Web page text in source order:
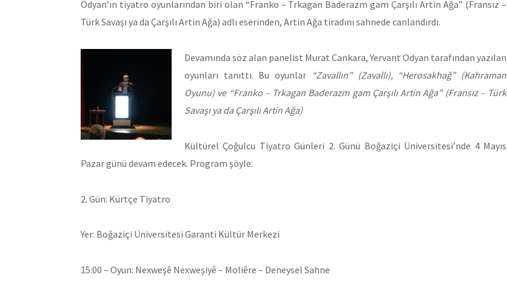
Odyan’ın tiyatro oyunlarından biri olan “Franko – Trkagan Baderazm gam Çarşılı Artin Ağa” (Fransız –
Türk Savaşı ya da Çarşılı Artin Ağa) adlı eserinden, Artin Ağa tiradını sahnede canlandırdı.
Devamında söz alan panelist Murat Cankara, Yervant Odyan tarafından yazılan
oyunları tanıttı. Bu oyunlar “Zavallın” (Zavallı), “Herosakhağ” (Kahraman
Oyunu) ve “Franko – Trkagan Baderazm gam Çarşılı Artin Ağa” (Fransız – Türk
Savaşı ya da Çarşılı Artin Ağa)
Kültürel Çoğulcu Tiyatro Günleri 2. Günü Boğaziçi Üniversitesi’nde 4 Mayıs
Pazar günü devam edecek. Program şöyle:
2. Gün: Kürtçe Tiyatro
Yer: Boğaziçi Üniversitesi Garanti Kültür Merkezi
15:00 – Oyun: Nexweşê Nexweşiyê – Moliêre – Deneysel Sahne